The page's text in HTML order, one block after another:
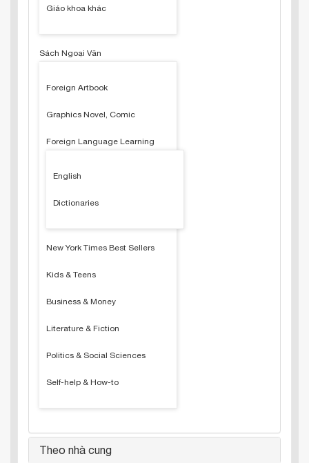
Giáo khoa khác
Sách Ngoại Văn
Foreign Artbook
Graphics Novel, Comic
Foreign Language Learning
English
Dictionaries
New York Times Best Sellers
Kids & Teens
Business & Money
Literature & Fiction
Politics & Social Sciences
Self-help & How-to
Theo nhà cung